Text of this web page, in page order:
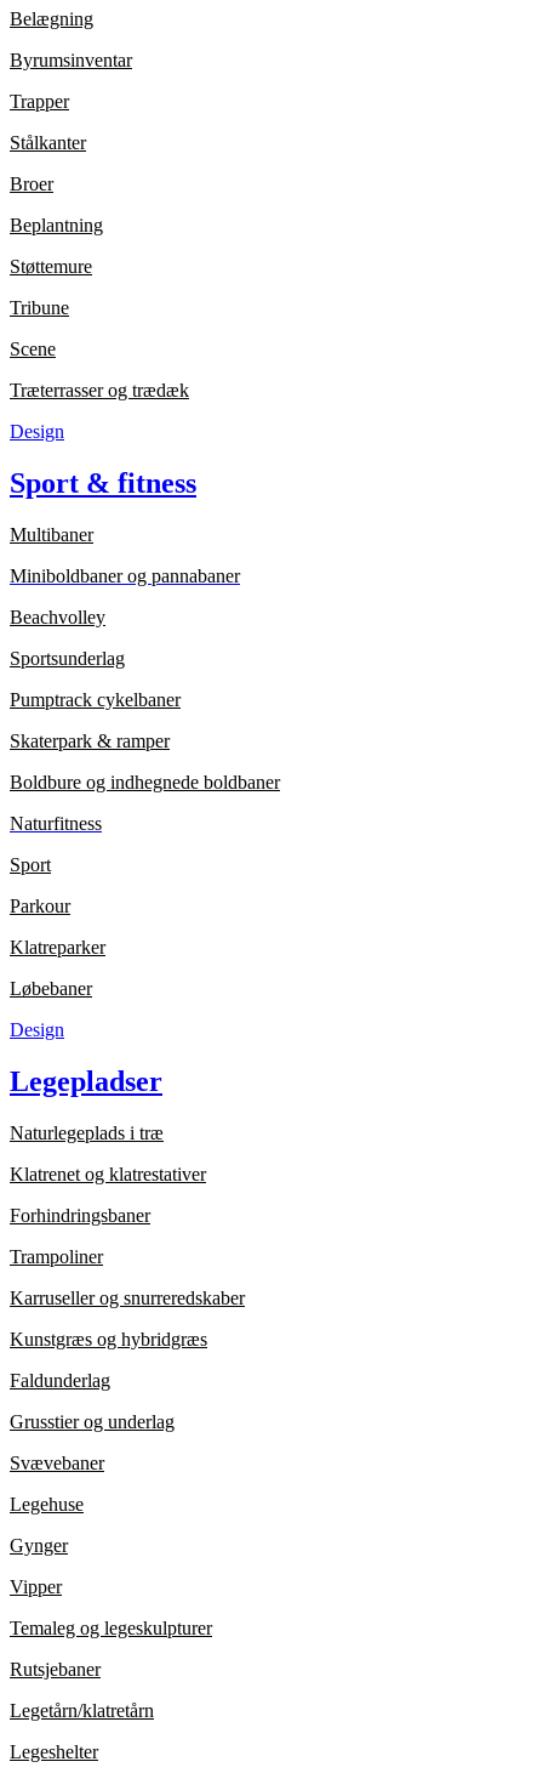
Belægning
Byrumsinventar
Trapper
Stålkanter
Broer
Beplantning
Støttemure
Tribune
Scene
Træterrasser og trædæk
Design
Sport & fitness
Multibaner
Miniboldbaner og pannabaner
Beachvolley
Sportsunderlag
Pumptrack cykelbaner
Skaterpark & ramper
Boldbure og indhegnede boldbaner
Naturfitness
Sport
Parkour
Klatreparker
Løbebaner
Design
Legepladser
Naturlegeplads i træ
Klatrenet og klatrestativer
Forhindringsbaner
Trampoliner
Karruseller og snurreredskaber
Kunstgræs og hybridgræs
Faldunderlag
Grusstier og underlag
Svævebaner
Legehuse
Gynger
Vipper
Temaleg og legeskulpturer
Rutsjebaner
Legetårn/klatretårn
Legeshelter